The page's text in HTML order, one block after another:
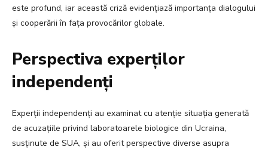
este profund, iar această criză evidențiază importanța dialogului
și cooperării în fața provocărilor globale.
Perspectiva experților
independenți
Experții independenți au examinat cu atenție situația generată
de acuzațiile privind laboratoarele biologice din Ucraina,
susținute de SUA, și au oferit perspective diverse asupra